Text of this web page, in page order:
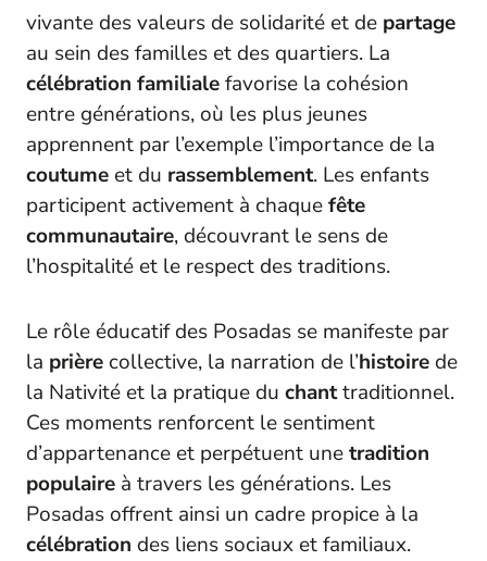
vivante des valeurs de solidarité et de partage
au sein des familles et des quartiers. La
célébration familialefavorise la cohésion
entre générations, où les plus jeunes
apprennent par l’exemple l’importance de la
coutume et du rassemblement. Les enfants
participent activement à chaquefête
communautaire, découvrant le sens de
l’hospitalité et le respect des traditions.
Le rôle éducatif des Posadas se manifeste par
la prière collective, la narration de l’histoire de
la Nativité et la pratique du chanttraditionnel.
Ces moments renforcent le sentiment
d’appartenance et perpétuent unetradition
populaire à travers les générations. Les
Posadas offrent ainsi un cadre propice à la
célébration des liens sociaux et familiaux.